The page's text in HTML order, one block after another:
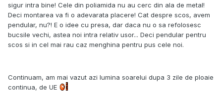
sigur intra bine! Cele din poliamida nu au cerc din ala de metal!
Deci montarea va fi o adevarata placere! Cat despre scos, avem
pendular, nu?! E o idee cu presa, dar daca nu o sa refolosesc
bucsile vechi, astea noi intra relativ usor... Deci pendular pentru
scos si in cel mai rau caz menghina pentru pus cele noi.
Continuam, am mai vazut azi lumina soarelui dupa 3 zile de ploaie
continua, de UE